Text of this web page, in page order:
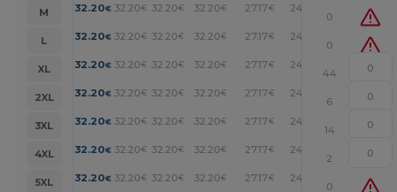
M
32.20€ 32.20€ 32.20€ 32.20€ 27.17€ 24.15
0
L
32.20€ 32.20€ 32.20€ 32.20€ 27.17€ 24.15
0
XL
32.20€ 32.20€ 32.20€ 32.20€ 27.17€ 24.15
44
2XL
32.20€ 32.20€ 32.20€ 32.20€ 27.17€ 24.15
6
3XL
32.20€ 32.20€ 32.20€ 32.20€ 27.17€ 24.15
14
4XL
32.20€ 32.20€ 32.20€ 32.20€ 27.17€ 24.15
2
5XL
32.20€ 32.20€ 32.20€ 32.20€ 27.17€ 24.15
0